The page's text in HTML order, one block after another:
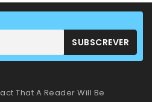
SUBSCREVER
That A Reader Will Be